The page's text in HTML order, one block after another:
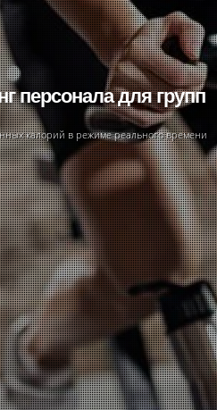
персонала для групп
калорий в режиме реального времени